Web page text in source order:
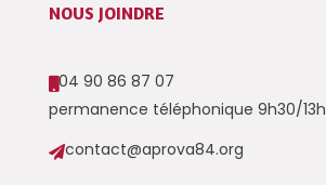
NOUS JOINDRE
04 90 86 87 07
permanence téléphonique 9h30/13h
contact@aprova84.org